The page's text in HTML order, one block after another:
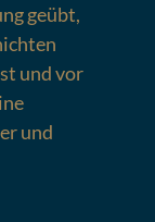
geübt,
und vor
und